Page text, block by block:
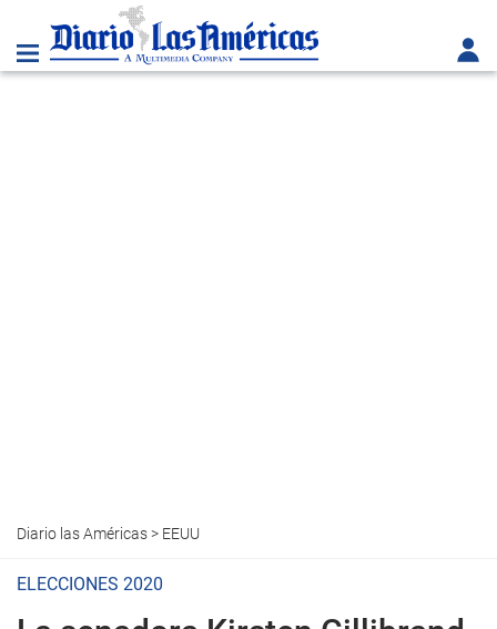
Diario las Américas> EEUU
ELECCIONES 2020